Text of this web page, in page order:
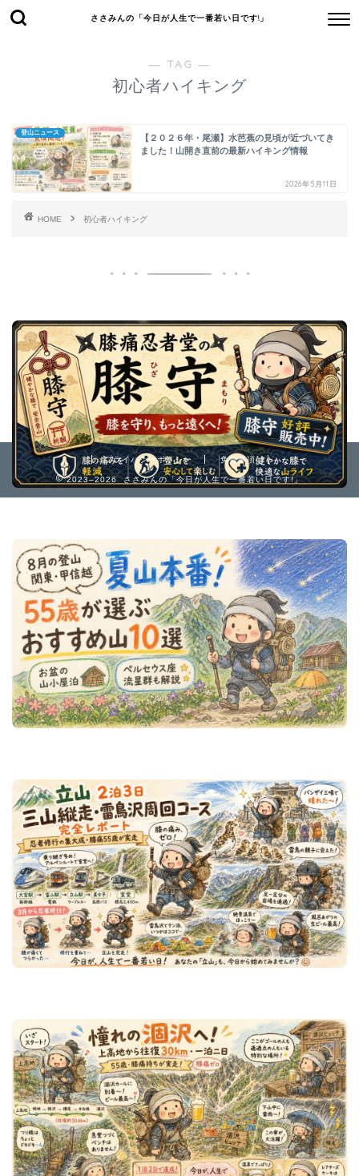
ささみんの「今日が人生で一番若い日です!」
― TAG ―
初心者ハイキング
登山ニュース
【２０２６年・尾瀬】水芭蕉の見頃が近づいてき
ました！山開き直前の最新ハイキング情報
2026年5月11日
HOME 初心者ハイキング
プライバシーポリシー 免責事項
2023–2026 ささみんの「今日が人生で一番若い日です!」